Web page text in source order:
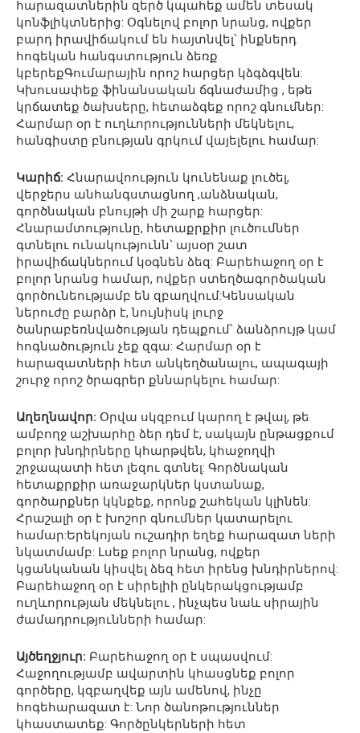
հարազատներին զերծ կպահեք ամեն տեսակ
կոնֆլիկտներից: Օգնելով բոլոր նրանց, ովքեր
բարդ իրավիճակում են հայտնվել՝ ինքներդ
հոգեկան հանգստություն ձեռք
կբերեքԳումարային որոշ հարցեր կձգձգվեն:
Կխուսափեք ֆինանսական ճգնաժամից , եթե
կրճատեք ծախսերը, հետաձգեք որոշ գնումներ:
Հարմար օր է ուղևորությունների մեկնելու,
հանգիստը բնության գրկում վայելելու համար:
Կարիճ: Հնարավոություն կունենաք լուծել,
վերջերս անհանգստացնող ,անձնական,
գործնական բնույթի մի շարք հարցեր:
Հնարամտությունը, հետաքրքիր լուծումներ
գտնելու ունակությունն՝ այսօր շատ
իրավիճակներում կօգնեն ձեզ: Բարեհաջող օր է
բոլոր նրանց համար, ովքեր ստեղծագործական
գործունեությամբ են զբաղվում:Կենսական
ներուժը բարձր է, նույնիսկ լուրջ
ծանրաբեռնվածության դեպքում՝ ձանձրույթ կամ
հոգնածություն չեք զգա: Հարմար օր է
հարազատների հետ անկեղծանալու, ապագայի
շուրջ որոշ ծրագրեր քննարկելու համար:
Աղեղնավոր: Օրվա սկզբում կարող է թվալ, թե
ամբողջ աշխարհը ձեր դեմ է, սակայն ընթացքում
բոլոր խնդիրները կհարթվեն, կհաջողվի
շրջապատի հետ լեզու գտնել: Գործնական
հետաքրքիր առաջարկներ կստանաք,
գործարքներ կկնքեք, որոնք շահեկան կլինեն:
Հրաշալի օր է խոշոր գնումներ կատարելու
համար:Երեկոյան ուշադիր եղեք հարազատ ների
նկատմամբ: Լսեք բոլոր նրանց, ովքեր
կցանկանան կիսվել ձեզ հետ իրենց խնդիրներով:
Բարեհաջող օր է սիրելիի ընկերակցությամբ
ուղևորության մեկնելու , ինչպես նաև սիրային
ժամադրությունների համար:
Այծեղջյուր: Բարեհաջող օր է սպասվում:
Հաջողությամբ ավարտին կհասցնեք բոլոր
գործերը, կզբաղվեք այն ամենով, ինչը
հոգեհարազատ է: Նոր ծանոթություններ
կհաստատեք: Գործընկերների հետ